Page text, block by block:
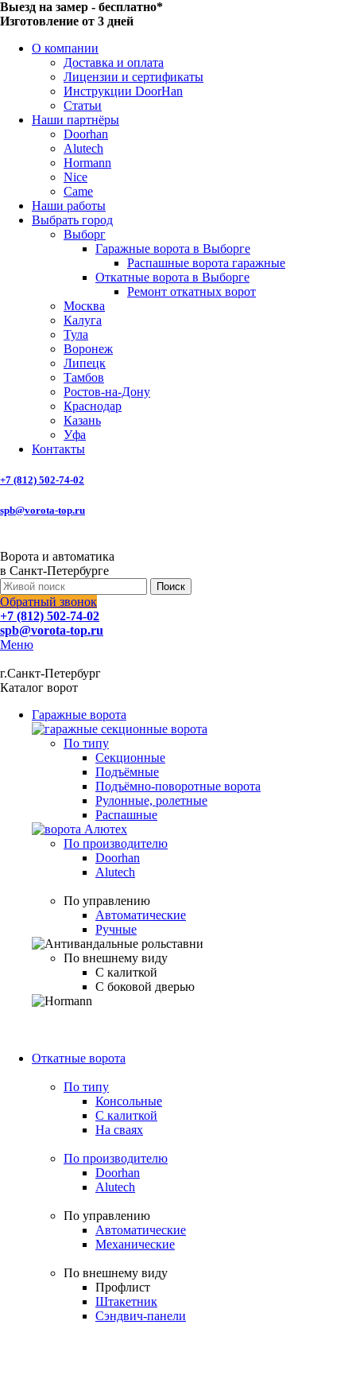
Выезд на замер - бесплатно*
Изготовление от 3 дней
О компании
Доставка и оплата
Лицензии и сертификаты
Инструкции DoorHan
Статьи
Наши партнёры
Doorhan
Alutech
Hormann
Nice
Came
Наши работы
Выбрать город
Выборг
Гаражные ворота в Выборге
Распашные ворота гаражные
Откатные ворота в Выборге
Ремонт откатных ворот
Москва
Калуга
Тула
Воронеж
Липецк
Тамбов
Ростов-на-Дону
Краснодар
Казань
Уфа
Контакты
+7 (812) 502-74-02
spb@vorota-top.ru
Ворота и автоматика
в Санкт-Петербурге
Поиск
Обратный звонок
+7 (812) 502-74-02
spb@vorota-top.ru
Меню
г.Санкт-Петербург
Каталог ворот
Гаражные ворота
По типу
Секционные
Подъёмные
Подъёмно-поворотные ворота
Рулонные, ролетные
Распашные
По производителю
Doorhan
Alutech
По управлению
Автоматические
Ручные
По внешнему виду
С калиткой
С боковой дверью
Откатные ворота
По типу
Консольные
С калиткой
На сваях
По производителю
Doorhan
Alutech
По управлению
Автоматические
Механические
По внешнему виду
Профлист
Штакетник
Сэндвич-панели